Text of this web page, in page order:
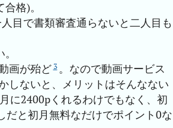
格)。
目で書類審査通らないと二人目も
画が殆ど 3。なので動画サービス
しないと、メリットはそんなない
に2400pくれるわけでもなく、初
だと初月無料なだけでポイント0な